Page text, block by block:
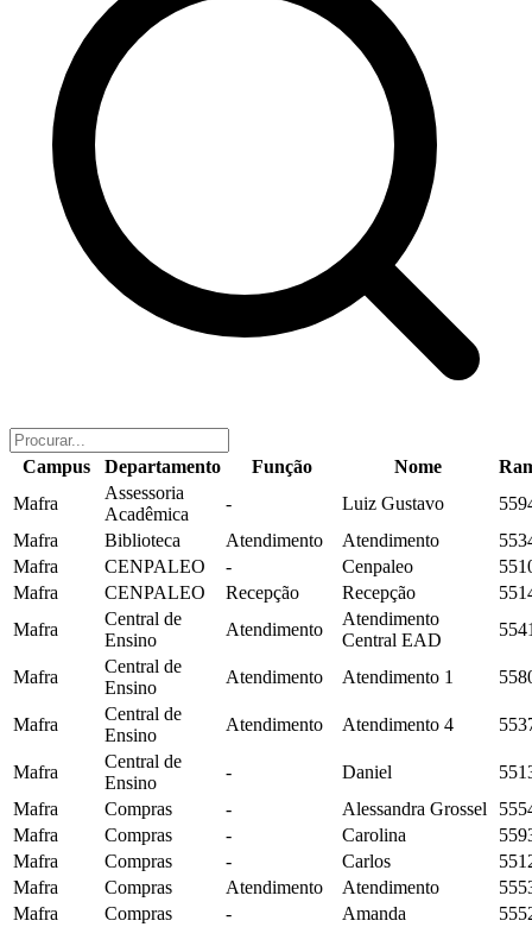
Campus Departamento Função Nome
Mafra
Assessoria
Acadêmica
- Luiz Gustavo
Mafra
Biblioteca Atendimento Atendimento
Mafra
CENPALEO - Cenpaleo
Mafra
CENPALEO Recepção Recepção
Mafra
Central de
Ensino
Atendimento
Atendimento
Central EAD
Mafra
Central de
Ensino
Atendimento Atendimento 1
Mafra
Central de
Ensino
Atendimento Atendimento 4
Mafra
Central de
Ensino
- Daniel
Mafra
Compras - Alessandra Grossel
Mafra
Compras - Carolina
Mafra
Compras - Carlos
Mafra
Compras Atendimento Atendimento
Mafra
Compras - Amanda